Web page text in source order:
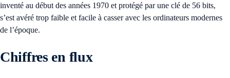
inventé au début des années 1970 et protégé par une clé de 56 bits,
s’est avéré trop faible et facile à casser avec les ordinateurs modernes
de l’époque.
Chiffres en flux